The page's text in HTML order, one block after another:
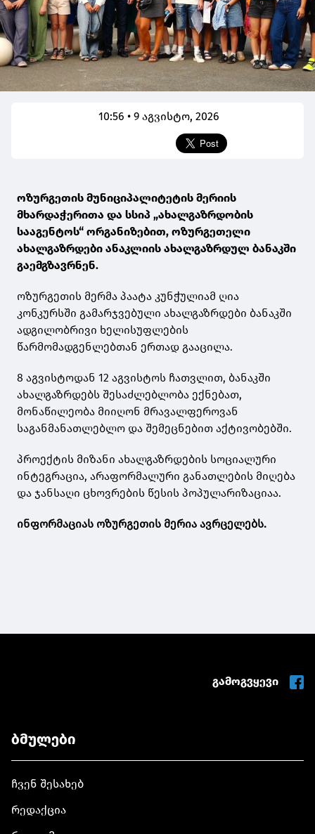
10:56 • 9 აგვისტო, 2026
ოზურგეთის მუნიციპალიტეტის მერიის
მხარდაჭერითა და სსიპ „ახალგაზრდობის
სააგენტოს“ ორგანიზებით, ოზურგეთელი
ახალგაზრდები ანაკლიის ახალგაზრდულ ბანაკში
გაემგზავრნენ.
ოზურგეთის მერმა პაატა კუნჭულიამ ღია
კონკურსში გამარჯვებული ახალგაზრდები ბანაკში
ადგილობრივი ხელისუფლების
წარმომადგენლებთან ერთად გააცილა.
8 აგვისტოდან 12 აგვისტოს ჩათვლით, ბანაკში
ახალგაზრდებს შესაძლებლობა ექნებათ,
მონაწილეობა მიიღონ მრავალფეროვან
საგანმანათლებლო და შემეცნებით აქტივობებში.
პროექტის მიზანი ახალგაზრდების სოციალური
ინტეგრაცია, არაფორმალური განათლების მიღება
და ჯანსაღი ცხოვრების წესის პოპულარიზაციაა.
ინფორმაციას ოზურგეთის მერია ავრცელებს.
გამოგვყევი
ბმულები
ჩვენ შესახებ
რედაქცია